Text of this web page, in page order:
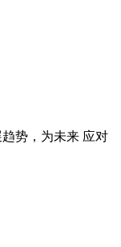
势，为未来 应对